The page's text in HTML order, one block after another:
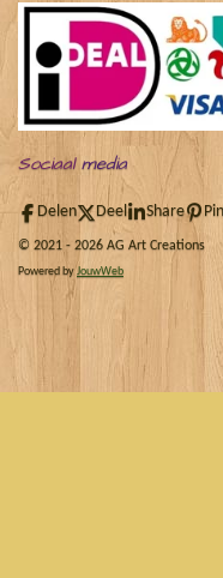
Sociaalmedia
Delen Deel Share
© 2021 - 2026 AG Art Creations
Powered byJouwWeb